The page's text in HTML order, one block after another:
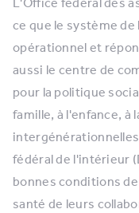
ce que le système
opérationnel et
aussi le centre de
pour la politique
famille, à l'enfance, à
fédéral de l'intérieur
bonnes conditions
santé de leurs